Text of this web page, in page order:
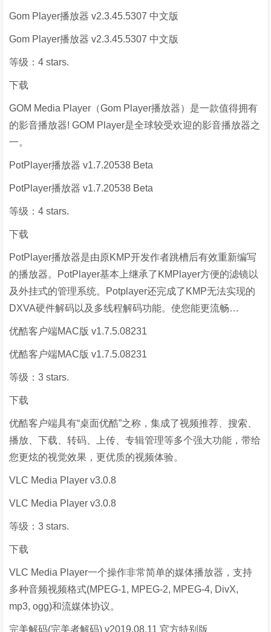
Gom Player播放器 v2.3.45.5307 中文版
Gom Player播放器 v2.3.45.5307 中文版
等级：4 stars.
下载
GOM Media Player（Gom Player播放器）是一款值得拥有
的影音播放器! GOM Player是全球较受欢迎的影音播放器之
一。
PotPlayer播放器 v1.7.20538 Beta
PotPlayer播放器 v1.7.20538 Beta
等级：4 stars.
下载
PotPlayer播放器是由原KMP开发作者跳槽后有效重新编写
的播放器。PotPlayer基本上继承了KMPlayer方便的滤镜以
及外挂式的管理系统。Potplayer还完成了KMP无法实现的
DXVA硬件解码以及多线程解码功能。使您能更流畅…
优酷客户端MAC版 v1.7.5.08231
优酷客户端MAC版 v1.7.5.08231
等级：3 stars.
下载
优酷客户端具有“桌面优酷”之称，集成了视频推荐、搜索、
播放、下载、转码、上传、专辑管理等多个强大功能，带给
您更炫的视觉效果，更优质的视频体验。
VLC Media Player v3.0.8
VLC Media Player v3.0.8
等级：3 stars.
下载
VLC Media Player一个操作非常简单的媒体播放器，支持
多种音频视频格式(MPEG-1, MPEG-2, MPEG-4, DivX,
mp3, ogg)和流媒体协议。
完美解码(完美者解码) v2019.08.11 官方特别版